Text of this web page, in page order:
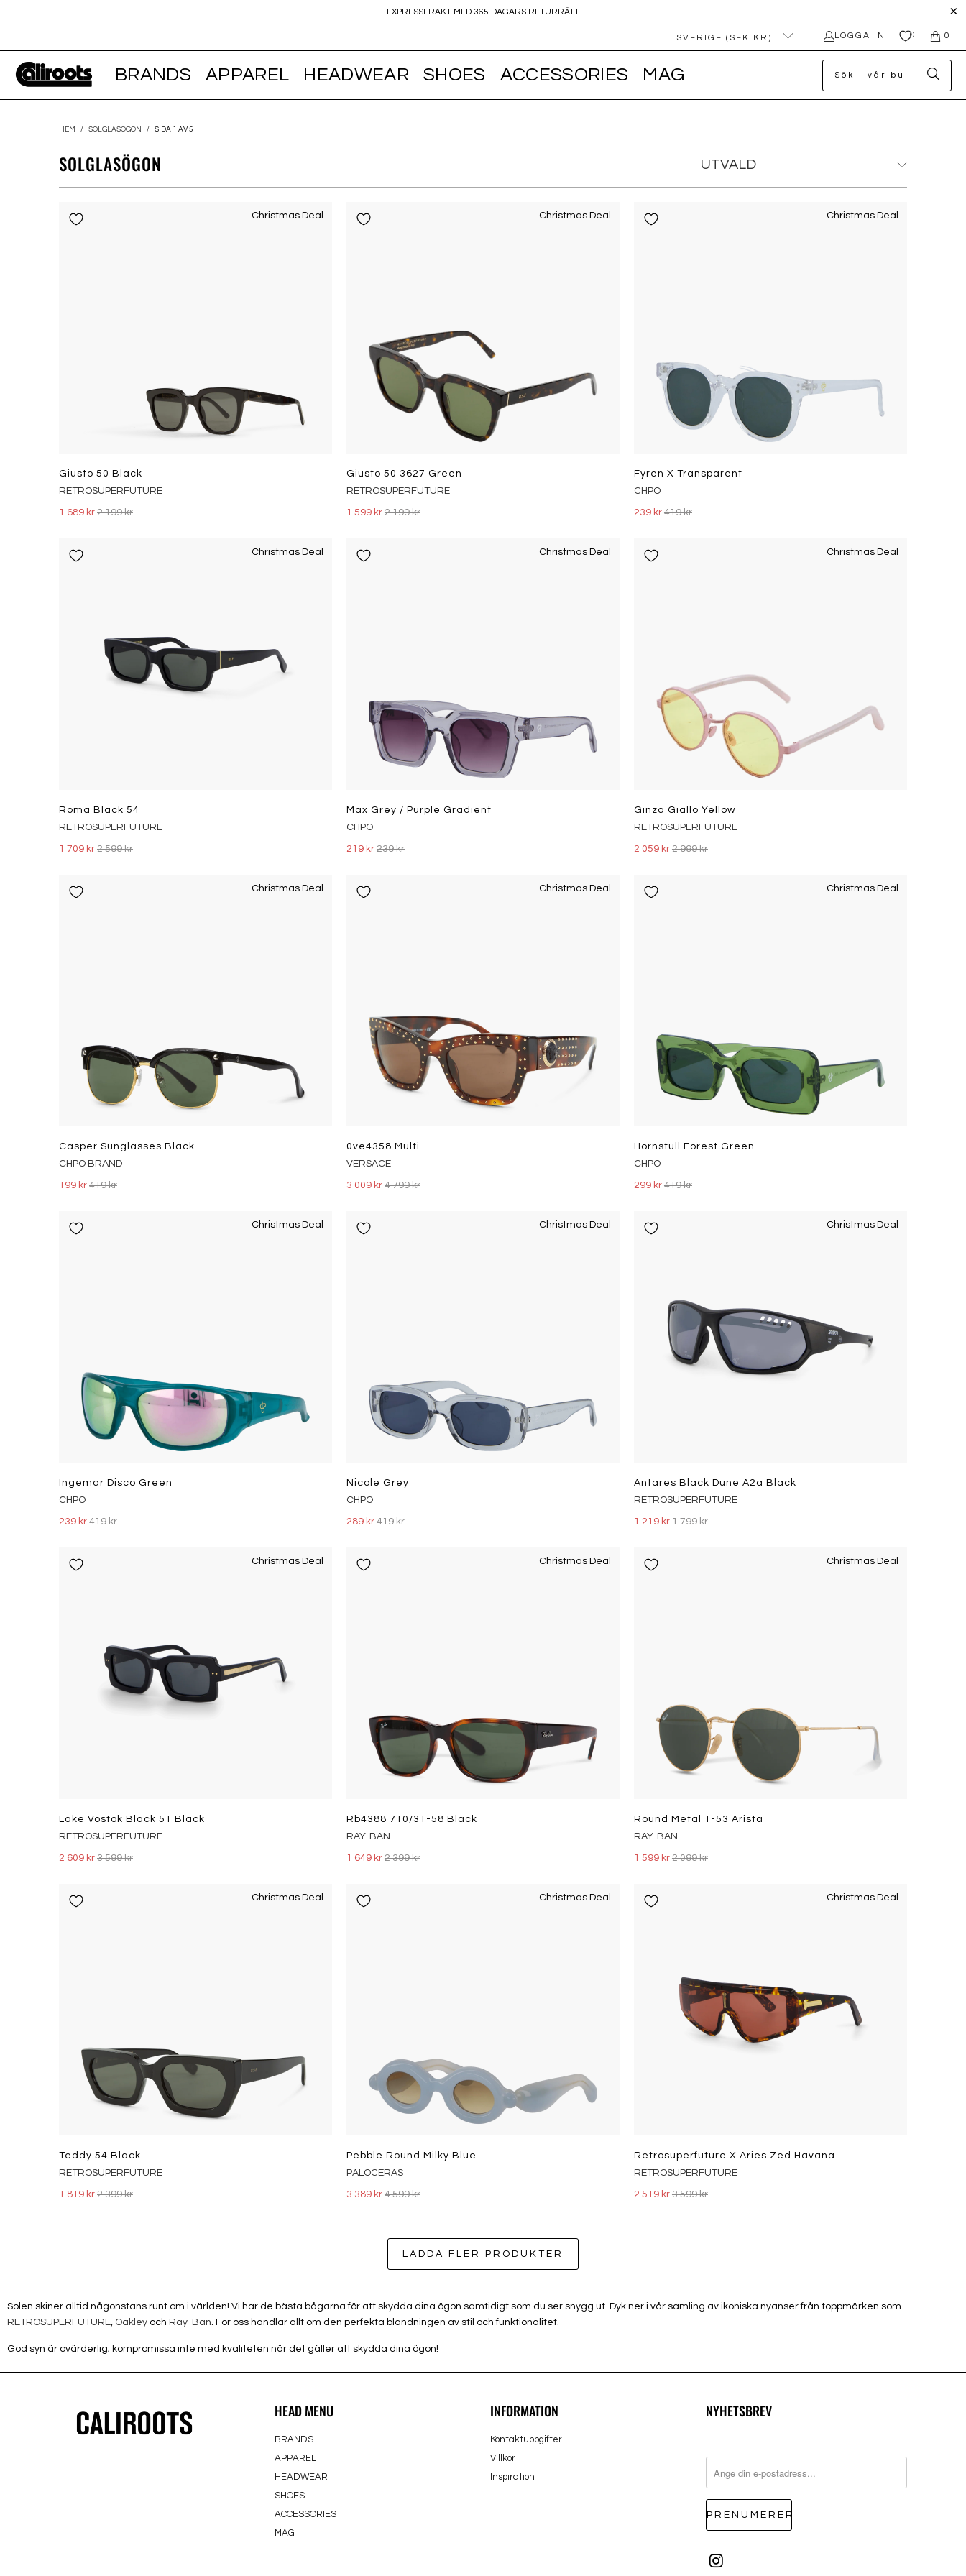
EXPRESSFRAKT MED 365 DAGARS RETURRÄTT
SVERIGE (SEK KR) LOGGA IN 0 0
BRANDS APPAREL HEADWEAR SHOES ACCESSORIES MAG
HEM / SOLGLASÖGON / SIDA 1 AV 5
SOLGLASÖGON
Christmas Deal
Giusto 50 Black
RETROSUPERFUTURE
1 689 kr 2 199 kr
Christmas Deal
Giusto 50 3627 Green
RETROSUPERFUTURE
1 599 kr 2 199 kr
Christmas Deal
Fyren X Transparent
CHPO
239 kr 419 kr
Christmas Deal
Roma Black 54
RETROSUPERFUTURE
1 709 kr 2 599 kr
Christmas Deal
Max Grey / Purple Gradient
CHPO
219 kr 239 kr
Christmas Deal
Ginza Giallo Yellow
RETROSUPERFUTURE
2 059 kr 2 999 kr
Christmas Deal
Casper Sunglasses Black
CHPO BRAND
199 kr 419 kr
Christmas Deal
0ve4358 Multi
VERSACE
3 009 kr 4 799 kr
Christmas Deal
Hornstull Forest Green
CHPO
299 kr 419 kr
Christmas Deal
Ingemar Disco Green
CHPO
239 kr 419 kr
Christmas Deal
Nicole Grey
CHPO
289 kr 419 kr
Christmas Deal
Antares Black Dune A2a Black
RETROSUPERFUTURE
1 219 kr 1 799 kr
Christmas Deal
Lake Vostok Black 51 Black
RETROSUPERFUTURE
2 609 kr 3 599 kr
Christmas Deal
Rb4388 710/31-58 Black
RAY-BAN
1 649 kr 2 399 kr
Christmas Deal
Round Metal 1-53 Arista
RAY-BAN
1 599 kr 2 099 kr
Christmas Deal
Teddy 54 Black
RETROSUPERFUTURE
1 819 kr 2 399 kr
Christmas Deal
Pebble Round Milky Blue
PALOCERAS
3 389 kr 4 599 kr
Christmas Deal
Retrosuperfuture X Aries Zed Havana
RETROSUPERFUTURE
2 519 kr 3 599 kr
LADDA FLER PRODUKTER
Solen skiner alltid någonstans runt om i världen! Vi har de bästa bågarna för att skydda dina ögon samtidigt som du ser snygg ut. Dyk ner i vår samling av ikoniska nyanser från toppmärken som
RETROSUPERFUTURE, Oakley och Ray-Ban. För oss handlar allt om den perfekta blandningen av stil och funktionalitet.
God syn är ovärderlig; kompromissa inte med kvaliteten när det gäller att skydda dina ögon!
HEAD MENU
BRANDS
APPAREL
HEADWEAR
SHOES
ACCESSORIES
MAG
INFORMATION
Kontaktuppgifter
Villkor
Inspiration
NYHETSBREV